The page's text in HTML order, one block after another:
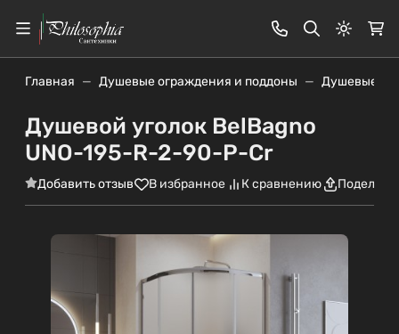
Главная Душевые ограждения и поддоны Душевые
Душевой уголок BelBagno
UNO-195-R-2-90-P-Cr
Добавить отзыв В избранное К сравнению